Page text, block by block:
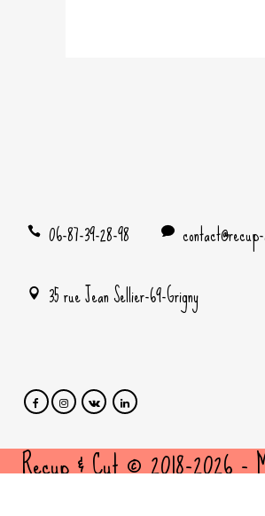
06-87-39-28-98
35 rue Jean Sellier-69-Grigny
Recup & Cut © 2018-2026 -